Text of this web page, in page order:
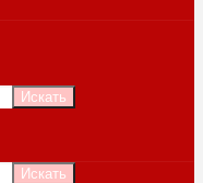
Искать
Искать